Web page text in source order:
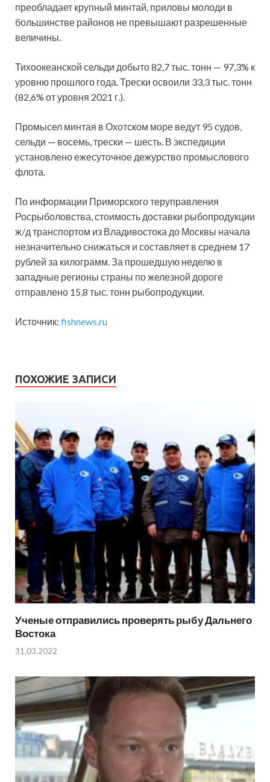
преобладает крупный минтай, приловы молоди в
большинстве районов не превышают разрешенные
величины.
Тихоокеанской сельди добыто 82,7 тыс. тонн — 97,3% к
уровню прошлого года. Трески освоили 33,3 тыс. тонн
(82,6% от уровня 2021 г.).
Промысел минтая в Охотском море ведут 95 судов,
сельди — восемь, трески — шесть. В экспедиции
установлено ежесуточное дежурство промыслового
флота.
По информации Приморского теруправления
Росрыболовства, стоимость доставки рыбопродукции
ж/д транспортом из Владивостока до Москвы начала
незначительно снижаться и составляет в среднем 17
рублей за килограмм. За прошедшую неделю в
западные регионы страны по железной дороге
отправлено 15,8 тыс. тонн рыбопродукции.
Источник: fishnews.ru
ПОХОЖИЕ ЗАПИСИ
Ученые отправились проверять рыбу Дальнего
Востока
31.03.2022